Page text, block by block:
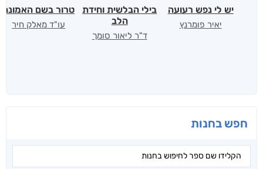
חפש בחנות
יש לי נפש רעועה
יאיר פומרנץ
בילי הבלשית וחידת
הלב
ד"ר ליאור סומך
טרור בשם האמונה
עו"ד מאלק חיר